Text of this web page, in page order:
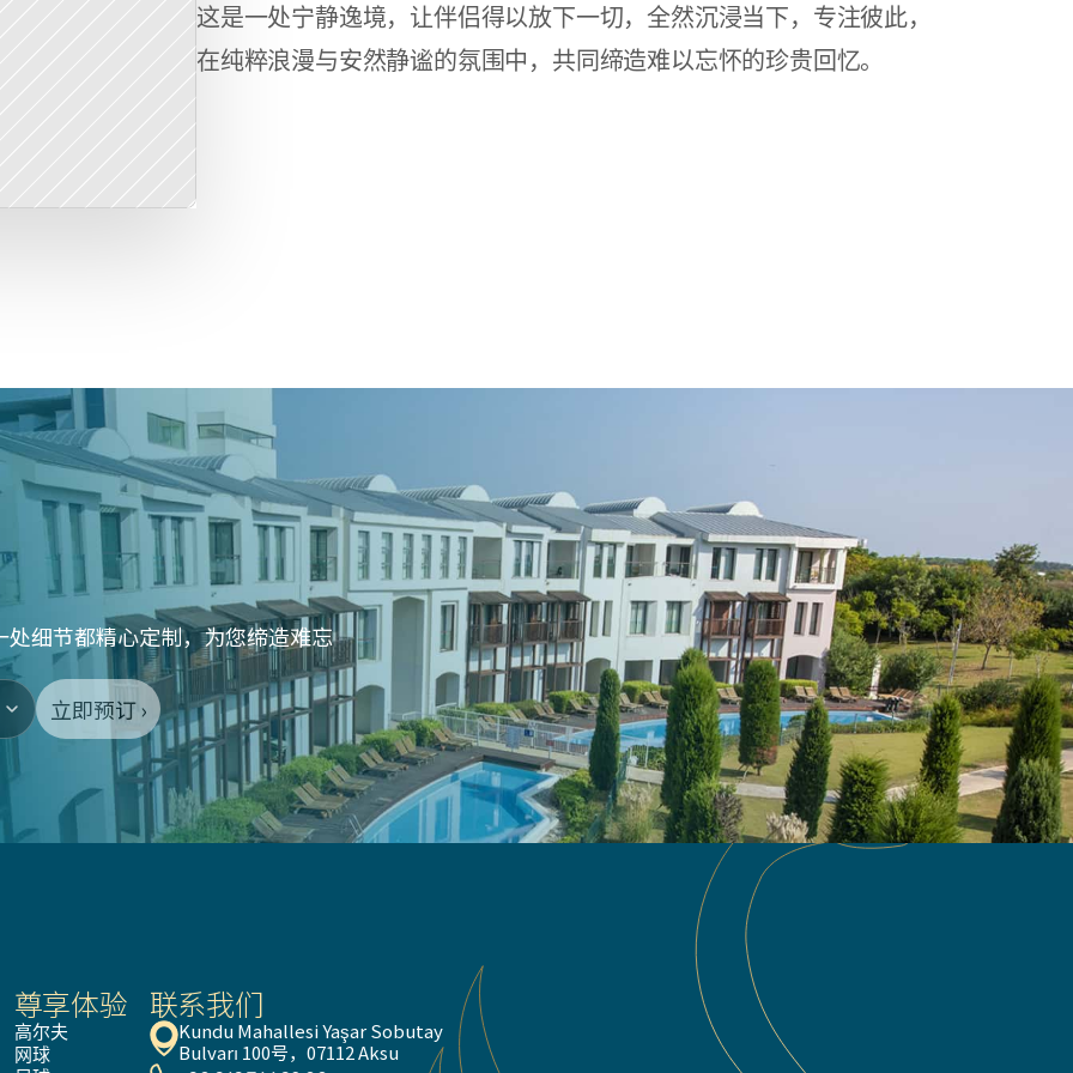
这是一处宁静逸境，让伴侣得以放下一切，全然沉浸当下，专注彼此，
在纯粹浪漫与安然静谧的氛围中，共同缔造难以忘怀的珍贵回忆。
细节都精心定制，为您缔造难忘
立即预订 ›
尊享体验
高尔夫
网球
联系我们
Kundu Mahallesi Yaşar Sobutay
Bulvarı 100号，07112 Aksu